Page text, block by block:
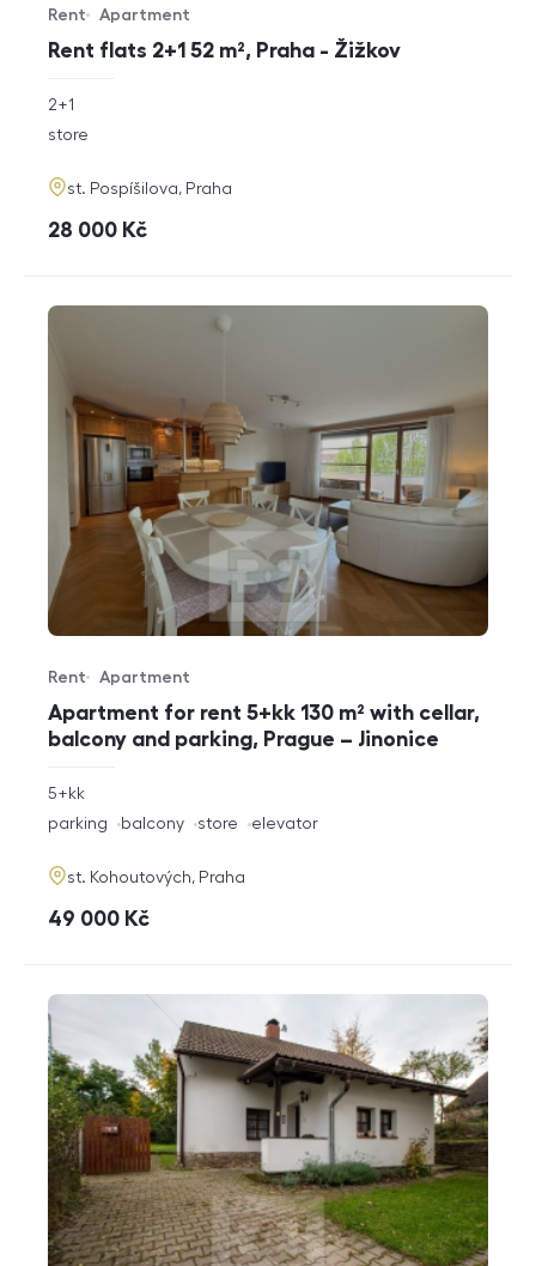
Rent flats 2+1 52 m², Praha - Žižkov
Offer type
Rent
Property type
Apartment
rozměry
2+1
funkce
store
adresa
st. Pospíšilova, Praha
cena
28 000 Kč
Apartment for rent 5+kk 130 m² with cellar,
balcony and parking, Prague – Jinonice
Offer type
Rent
Property type
Apartment
rozměry
5+kk
funkce
parking balcony store elevator
adresa
st. Kohoutových, Praha
cena
49 000 Kč